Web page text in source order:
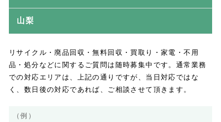
山梨
リサイクル・廃品回収・無料回収・買取り・家電・不用
品・処分などに関するご質問は随時募集中です。通常業務
での対応エリアは、上記の通りですが、当日対応ではな
く、数日後の対応であれば、ご相談させて頂きます。
（例）